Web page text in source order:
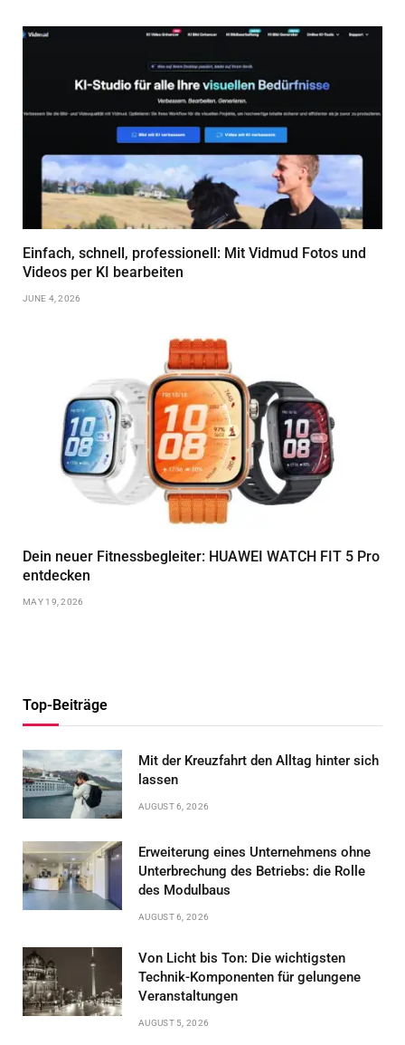
Einfach, schnell, professionell: Mit Vidmud Fotos und
Videos per KI bearbeiten
JUNE 4, 2026
Dein neuer Fitnessbegleiter: HUAWEI WATCH FIT 5 Pro
entdecken
MAY 19, 2026
Top-Beiträge
Mit der Kreuzfahrt den Alltag hinter sich
lassen
AUGUST 6, 2026
Erweiterung eines Unternehmens ohne
Unterbrechung des Betriebs: die Rolle
des Modulbaus
AUGUST 6, 2026
Von Licht bis Ton: Die wichtigsten
Technik-Komponenten für gelungene
Veranstaltungen
AUGUST 5, 2026